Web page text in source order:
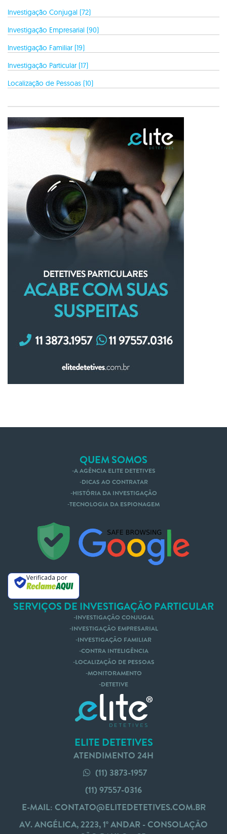
Investigação Conjugal (72)
Investigação Empresarial (90)
Investigação Familiar (19)
Investigação Particular (17)
Localização de Pessoas (10)
QUEM SOMOS
A AGÊNCIA ELITE DETETIVES
DICAS AO CONTRATAR
HISTÓRIA DA INVESTIGAÇÃO
TECNOLOGIA DA ESPIONAGEM
Verificada por
SERVIÇOS DE INVESTIGAÇÃO PARTICULAR
INVESTIGAÇÃO CONJUGAL
INVESTIGAÇÃO EMPRESARIAL
INVESTIGAÇÃO FAMILIAR
CONTRA INTELIGÊNCIA
LOCALIZAÇÃO DE PESSOAS
MONITORAMENTO
DETETIVE
ELITE DETETIVES
ATENDIMENTO 24H
(11) 3873-1957
(11) 97557-0316
E-MAIL: CONTATO@ELITEDETETIVES.COM.BR
AV. ANGÉLICA, 2223, 1º ANDAR - CONSOLAÇÃO
Nós te Ligamos Mande um Whatsapp